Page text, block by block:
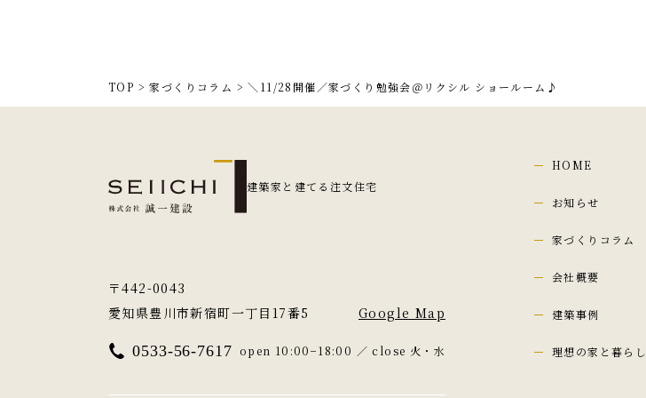
TOP >家づくりコラム >＼11/28開催／家づくり勉強会＠リクシル ショールーム♪
HOME
お知らせ
家づくりコラム
会社概要
建築事例
理想の家と暮らし
建築家と建てる注文住宅
〒442-0043
愛知県豊川市新宿町一丁目17番5
Google Map
0533-56-7617 open 10:00−18:00 ／ close 火・水